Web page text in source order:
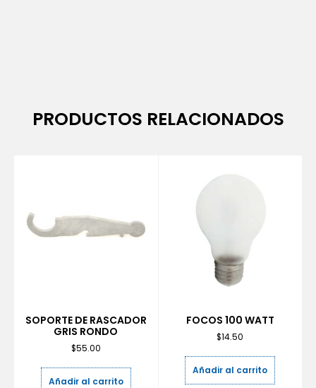
PRODUCTOS RELACIONADOS
SOPORTE DE RASCADOR
GRIS RONDO
$55.00
Añadir al carrito
FOCOS 100 WATT
$14.50
Añadir al carrito